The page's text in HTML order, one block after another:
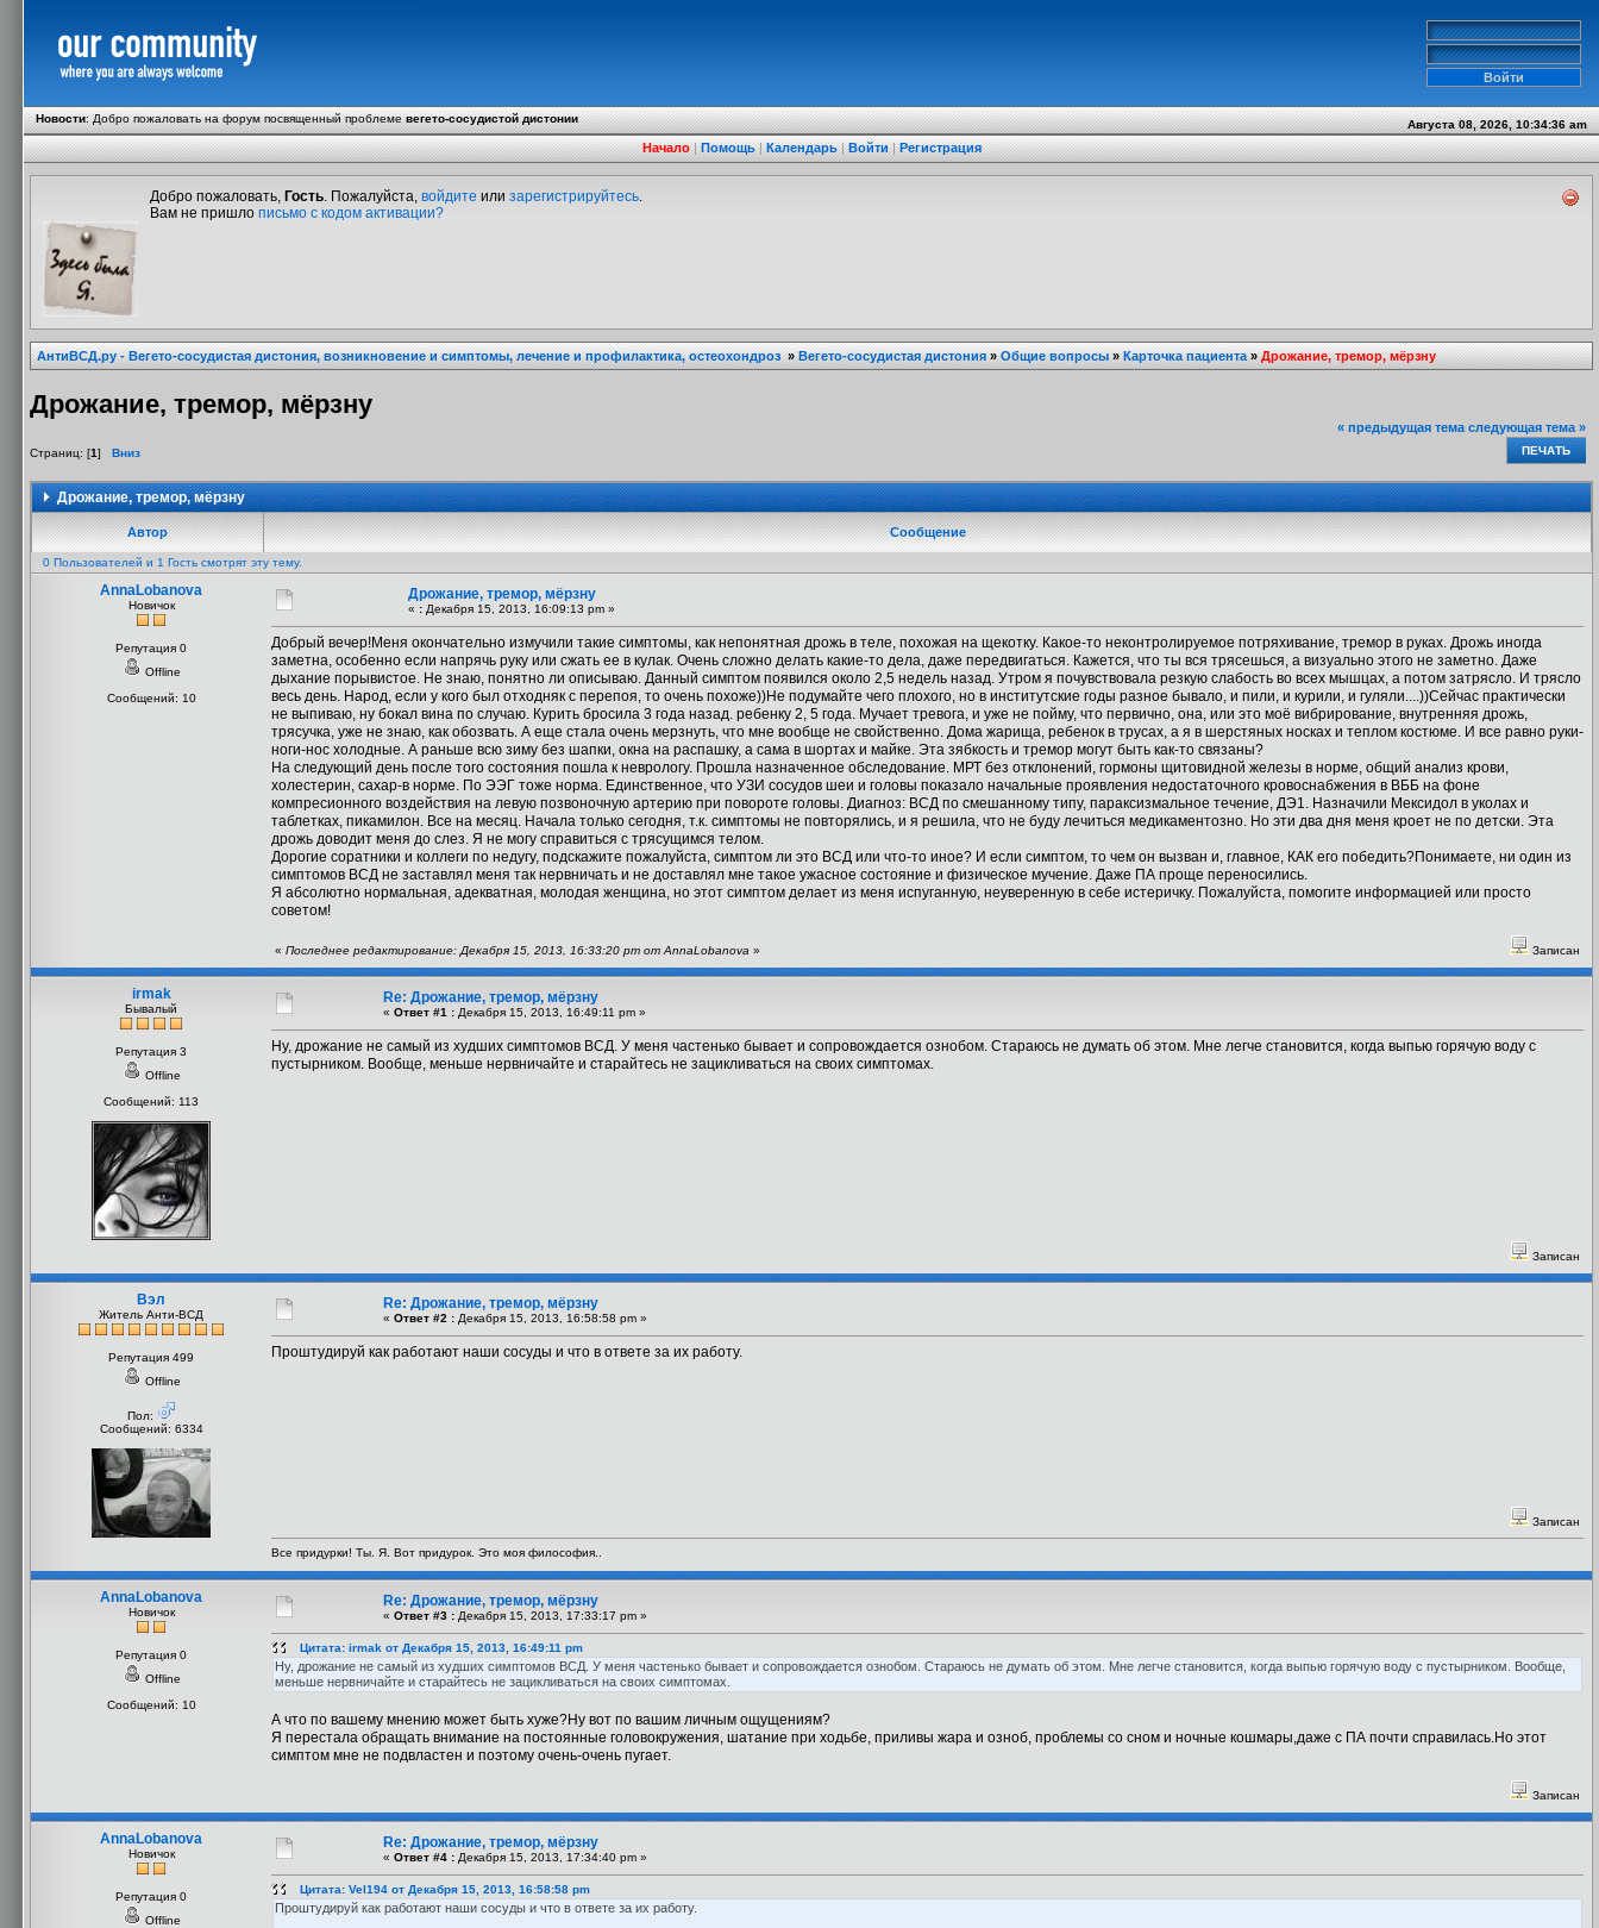
Новости:Добро пожаловать на форум посвященный проблемевегето-сосудистой дистонии Августа 08, 2026, 10:34:36 am
Начало|Помощь|Календарь|Войти|Регистрация
Добро пожаловать, Гость. Пожалуйста, войдите или зарегистрируйтесь.
Вам не пришло письмо с кодом активации?
АнтиВСД.ру - Вегето-сосудистая дистония, возникновение и симптомы, лечение и профилактика, остеохондроз»Вегето-сосудистая дистония»Общие вопросы»Карточка пациента»Дрожание, тремор, мёрзну
Дрожание, тремор, мёрзну
Страниц: [1] Вниз
« предыдущая тема следующая тема »
ПЕЧАТЬ
Дрожание, тремор, мёрзну
Автор Сообщение
0 Пользователей и 1 Гость смотрят эту тему.
AnnaLobanova
Новичок
Репутация 0
Offline
Сообщений: 10
Дрожание, тремор, мёрзну
« : Декабря 15, 2013, 16:09:13 pm »
Добрый вечер!Меня окончательно измучили такие симптомы, как непонятная дрожь в теле, похожая на щекотку. Какое-то неконтролируемое потряхивание, тремор в руках. Дрожь иногда
заметна, особенно если напрячь руку или сжать ее в кулак. Очень сложно делать какие-то дела, даже передвигаться. Кажется, что ты вся трясешься, а визуально этого не заметно. Даже
дыхание порывистое. Не знаю, понятно ли описываю. Данный симптом появился около 2,5 недель назад. Утром я почувствовала резкую слабость во всех мышцах, а потом затрясло. И трясло
весь день. Народ, если у кого был отходняк с перепоя, то очень похоже))Не подумайте чего плохого, но в институтские годы разное бывало, и пили, и курили, и гуляли....))Сейчас практически
не выпиваю, ну бокал вина по случаю. Курить бросила 3 года назад. ребенку 2, 5 года. Мучает тревога, и уже не пойму, что первично, она, или это моё вибрирование, внутренняя дрожь,
трясучка, уже не знаю, как обозвать. А еще стала очень мерзнуть, что мне вообще не свойственно. Дома жарища, ребенок в трусах, а я в шерстяных носках и теплом костюме. И все равно руки-
ноги-нос холодные. А раньше всю зиму без шапки, окна на распашку, а сама в шортах и майке. Эта зябкость и тремор могут быть как-то связаны?
На следующий день после того состояния пошла к неврологу. Прошла назначенное обследование. МРТ без отклонений, гормоны щитовидной железы в норме, общий анализ крови,
холестерин, сахар-в норме. По ЭЭГ тоже норма. Единственное, что УЗИ сосудов шеи и головы показало начальные проявления недостаточного кровоснабжения в ВББ на фоне
компресионного воздействия на левую позвоночную артерию при повороте головы. Диагноз: ВСД по смешанному типу, параксизмальное течение, ДЭ1. Назначили Мексидол в уколах и
таблетках, пикамилон. Все на месяц. Начала только сегодня, т.к. симптомы не повторялись, и я решила, что не буду лечиться медикаментозно. Но эти два дня меня кроет не по детски. Эта
дрожь доводит меня до слез. Я не могу справиться с трясущимся телом.
Дорогие соратники и коллеги по недугу, подскажите пожалуйста, симптом ли это ВСД или что-то иное? И если симптом, то чем он вызван и, главное, КАК его победить?Понимаете, ни один из
симптомов ВСД не заставлял меня так нервничать и не доставлял мне такое ужасное состояние и физическое мучение. Даже ПА проще переносились.
Я абсолютно нормальная, адекватная, молодая женщина, но этот симптом делает из меня испуганную, неуверенную в себе истеричку. Пожалуйста, помогите информацией или просто
советом!
« Последнее редактирование: Декабря 15, 2013, 16:33:20 pm от AnnaLobanova » Записан
irmak
Бывалый
Репутация 3
Offline
Сообщений: 113
Re: Дрожание, тремор, мёрзну
« Ответ #1 : Декабря 15, 2013, 16:49:11 pm »
Ну, дрожание не самый из худших симптомов ВСД. У меня частенько бывает и сопровождается ознобом. Стараюсь не думать об этом. Мне легче становится, когда выпью горячую воду с
пустырником. Вообще, меньше нервничайте и старайтесь не зацикливаться на своих симптомах.
Записан
Вэл
Житель Анти-ВСД
Репутация 499
Offline
Пол:
Сообщений: 6334
Re: Дрожание, тремор, мёрзну
« Ответ #2 : Декабря 15, 2013, 16:58:58 pm »
Проштудируй как работают наши сосуды и что в ответе за их работу.
Записан
Все придурки! Ты. Я. Вот придурок. Это моя философия..
AnnaLobanova
Новичок
Репутация 0
Offline
Сообщений: 10
Re: Дрожание, тремор, мёрзну
« Ответ #3 : Декабря 15, 2013, 17:33:17 pm »
Цитата: irmak от Декабря 15, 2013, 16:49:11 pm
Ну, дрожание не самый из худших симптомов ВСД. У меня частенько бывает и сопровождается ознобом. Стараюсь не думать об этом. Мне легче становится, когда выпью горячую воду с пустырником. Вообще,
меньше нервничайте и старайтесь не зацикливаться на своих симптомах.
А что по вашему мнению может быть хуже?Ну вот по вашим личным ощущениям?
Я перестала обращать внимание на постоянные головокружения, шатание при ходьбе, приливы жара и озноб, проблемы со сном и ночные кошмары,даже с ПА почти справилась.Но этот
симптом мне не подвластен и поэтому очень-очень пугает.
Записан
AnnaLobanova
Новичок
Репутация 0
Offline
Re: Дрожание, тремор, мёрзну
« Ответ #4 : Декабря 15, 2013, 17:34:40 pm »
Цитата: Vel194 от Декабря 15, 2013, 16:58:58 pm
Проштудируй как работают наши сосуды и что в ответе за их работу.